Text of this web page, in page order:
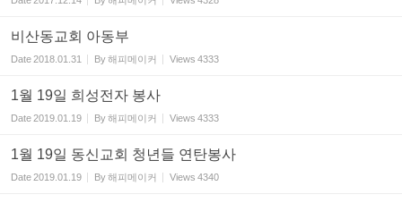
비산동교회 아동부
Date2018.01.31 By해피메이커 Views 4333
1월 19일 희성전자 봉사
Date2019.01.19 By해피메이커 Views 4333
1월 19일 동신교회 청년들 연탄봉사
Date2019.01.19 By해피메이커 Views 4340